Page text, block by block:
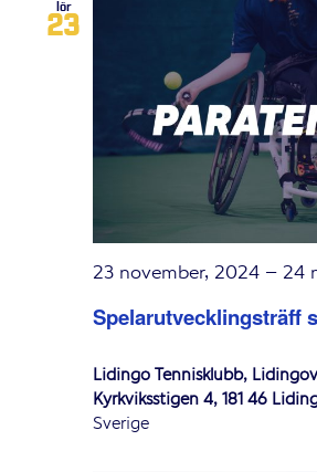
lör
23
Spelarutvecklingsträff
23 november, 2024 – 24
Lidingö Tennisklubb,
Kyrkviksstigen 4, 181 46
Sverige